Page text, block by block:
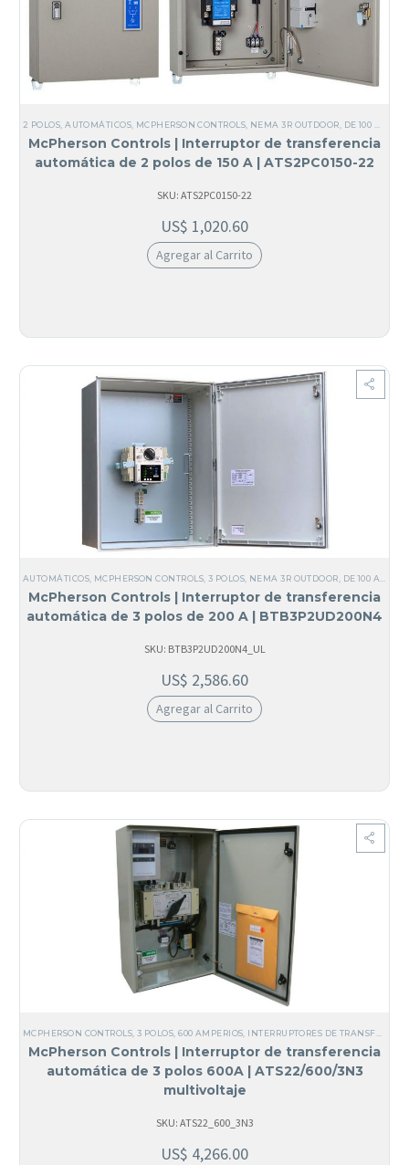
2 POLOS ,AUTOMÁTICOS MCPHERSON CONTROLS NEMA 3R OUTDOOR DE 100 A 200 AMPERIOS
McPherson Controls | Interruptor de transferencia
automática de 2 polos de 150 A | ATS2PC0150-22
SKU: ATS2PC0150-22
US$ 1,020.60
Agregar al Carrito
AUTOMÁTICOS, MCPHERSON CONTROLS, 3 POLOS, NEMA 3R OUTDOOR, DE 100 A 200 AMPERIOS
McPherson Controls | Interruptor de transferencia
automática de 3 polos de 200 A | BTB3P2UD200N4
SKU: BTB3P2UD200N4_UL
US$ 2,586.60
Agregar al Carrito
MCPHERSON CONTROLS ,3 POLOS ,600 AMPERIOS INTERRUPTORES DE TRANSFERENCIA
McPherson Controls | Interruptor de transferencia
automática de 3 polos 600A | ATS22/600/3N3
multivoltaje
SKU: ATS22_600_3N3
US$ 4,266.00